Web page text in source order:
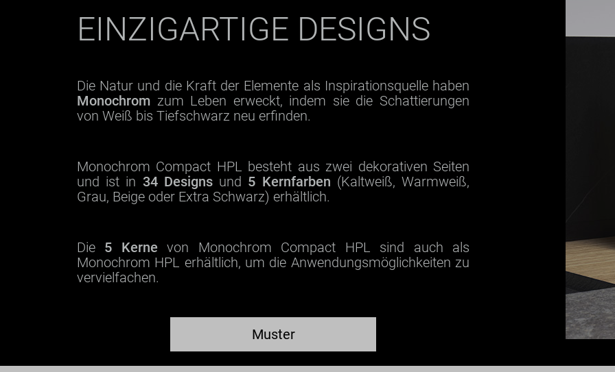
EINZIGARTIGE DESIGNS
Die Natur und die Kraft der Elemente als Inspirationsquelle haben
Monochrom zum Leben erweckt, indem sie die Schattierungen
von Weiß bis Tiefschwarz neu erfinden.
Monochrom Compact HPL besteht aus zwei dekorativen Seiten
und ist in 34 Designsund 5 Kernfarben (Kaltweiß, Warmweiß,
Grau, Beige oder Extra Schwarz) erhältlich.
Die 5 Kerne von Monochrom Compact HPL sind auch als
Monochrom HPL erhältlich, um die Anwendungsmöglichkeiten zu
vervielfachen.
Muster